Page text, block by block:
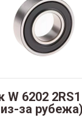
6202 2RS1
за